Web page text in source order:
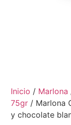
Inicio / Marlona
75gr / Marlona
y chocolate